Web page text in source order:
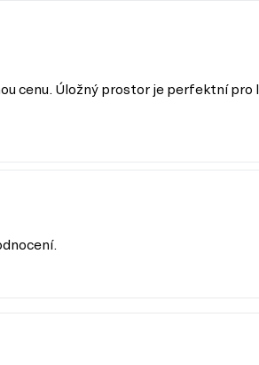
okouzlí
cenu. Úložný prostor je perfektní